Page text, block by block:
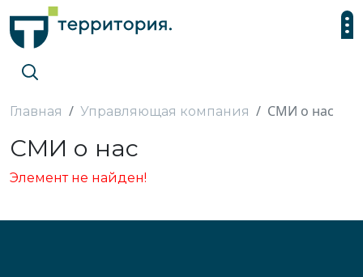
Главная Управляющая компания СМИ о нас
СМИ о нас
Элемент не найден!